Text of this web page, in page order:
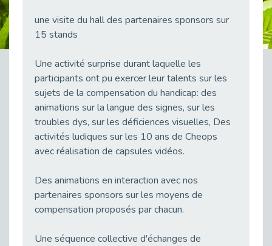
Publié le 22/04/2026
Publié le 20/04/2026
Emploi et Handicap : Une alliance de style entre Cap Emploi 92 et La Cravate Solidaire
Publié le 20/04/2026
Cap Emploi 92 s'engage pour la santé mentale : La formation PSSM au cœur de l'accompagnement
Publié le 13/04/2026
Publié le 13/04/2026
Publié le 11/04/2026
une visite du hall des partenaires sponsors sur
15 stands
Une activité surprise durant laquelle les
participants ont pu exercer leur talents sur les
sujets de la compensation du handicap: des
animations sur la langue des signes, sur les
troubles dys, sur les déficiences visuelles, Des
activités ludiques sur les 10 ans de Cheops
avec réalisation de capsules vidéos.
Des animations en interaction avec nos
partenaires sponsors sur les moyens de
compensation proposés par chacun.
Une séquence collective d'échanges de